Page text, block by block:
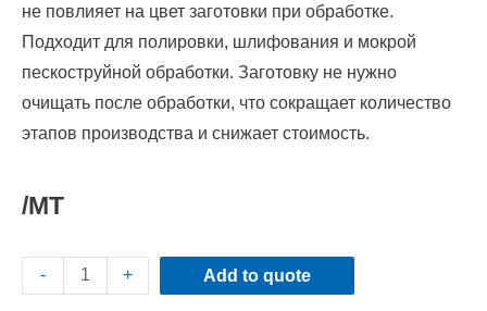
не повлияет на цвет заготовки при обработке.
Подходит для полировки, шлифования и мокрой
пескоструйной обработки. Заготовку не нужно
очищать после обработки, что сокращает количество
этапов производства и снижает стоимость.
/MT
- + Add to quote